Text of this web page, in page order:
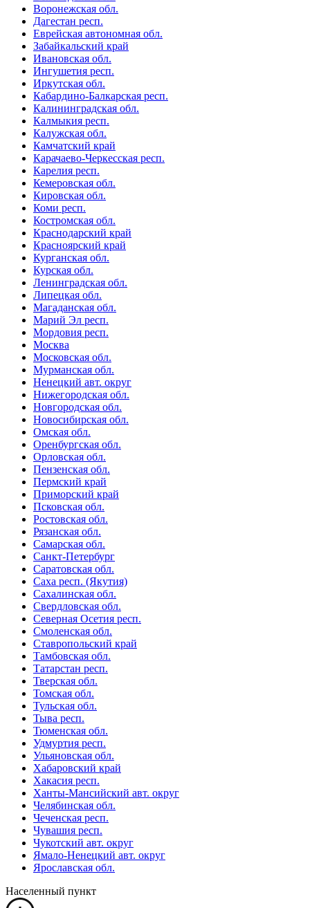
Воронежская обл.
Дагестан респ.
Еврейская автономная обл.
Забайкальский край
Ивановская обл.
Ингушетия респ.
Иркутская обл.
Кабардино-Балкарская респ.
Калининградская обл.
Калмыкия респ.
Калужская обл.
Камчатский край
Карачаево-Черкесская респ.
Карелия респ.
Кемеровская обл.
Кировская обл.
Коми респ.
Костромская обл.
Краснодарский край
Красноярский край
Курганская обл.
Курская обл.
Ленинградская обл.
Липецкая обл.
Магаданская обл.
Марий Эл респ.
Мордовия респ.
Москва
Московская обл.
Мурманская обл.
Ненецкий авт. округ
Нижегородская обл.
Новгородская обл.
Новосибирская обл.
Омская обл.
Оренбургская обл.
Орловская обл.
Пензенская обл.
Пермский край
Приморский край
Псковская обл.
Ростовская обл.
Рязанская обл.
Самарская обл.
Санкт-Петербург
Саратовская обл.
Саха респ. (Якутия)
Сахалинская обл.
Свердловская обл.
Северная Осетия респ.
Смоленская обл.
Ставропольский край
Тамбовская обл.
Татарстан респ.
Тверская обл.
Томская обл.
Тульская обл.
Тыва респ.
Тюменская обл.
Удмуртия респ.
Ульяновская обл.
Хабаровский край
Хакасия респ.
Ханты-Мансийский авт. округ
Челябинская обл.
Чеченская респ.
Чувашия респ.
Чукотский авт. округ
Ямало-Ненецкий авт. округ
Ярославская обл.
Населенный пункт